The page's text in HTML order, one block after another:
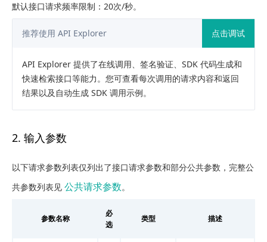
默认接口请求频率限制：20次/秒。
推荐使用 API Explorer 点击调试
API Explorer 提供了在线调用、签名验证、SDK 代码生成和
快速检索接口等能力。您可查看每次调用的请求内容和返回
结果以及自动生成 SDK 调用示例。
2. 输入参数
以下请求参数列表仅列出了接口请求参数和部分公共参数，完整公
共参数列表见 公共请求参数。
参数名称
必
选
类型 描述